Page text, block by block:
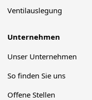
Ventilauslegung
Unternehmen
Unser Unternehmen
So finden Sie uns
Offene Stellen